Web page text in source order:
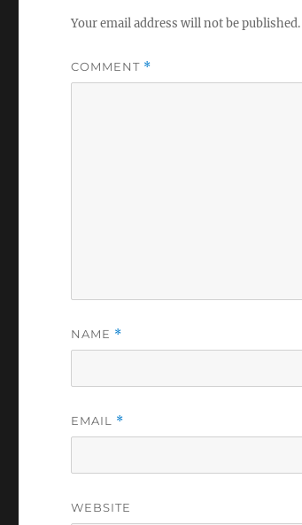
Your email address will not be published.
COMMENT *
NAME *
EMAIL *
WEBSITE